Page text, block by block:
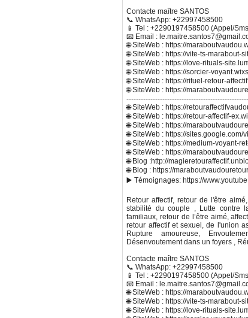
Contacte maître SANTOS
📞 WhatsApp: +22997458500
📱 Tel : +2290197458500 (Appel/
📧 Email :
🌐 SiteWeb : https://
🌐 SiteWeb : https://vite-ts-marabout-
🌐 SiteWeb : https://love-rituals-
🌐 SiteWeb : https://sorcier-
🌐 SiteWeb : https://rituel-retour-
🌐 SiteWeb : https://
🌐 SiteWeb : https://
🌐 SiteWeb : https://retour-affectif-
🌐 SiteWeb : https://
🌐 SiteWeb : https://
🌐 SiteWeb : https://medium-voyant-
🌐 SiteWeb : https://
🌐 Blog :http://
🌐 Blog : https://
▶️ Témoignages: https://
Retour affectif, retour de l'être
stabilité du couple , Lutte contre
familiaux, retour de l’être aimé,
retour affectif et sexuel, de l'union
Rupture amoureuse,
Désenvoutement dans un foyers ,
Contacte maître SANTOS
📞 WhatsApp: +22997458500
📱 Tel : +2290197458500 (Appel/
📧 Email :
🌐 SiteWeb : https://
🌐 SiteWeb : https://vite-ts-marabout-
🌐 SiteWeb : https://love-rituals-